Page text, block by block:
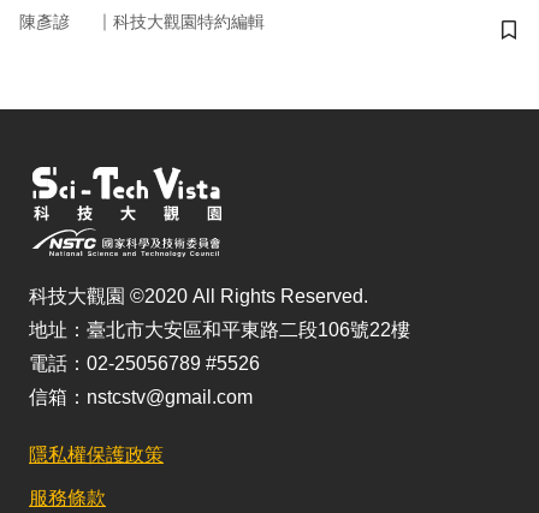
陳彥諺 ｜ 科技大觀園特約編輯
儲
科技大觀園 ©2020 All Rights Reserved.
地址：臺北市大安區和平東路二段106號22樓
電話：02-25056789 #5526
信箱：nstcstv@gmail.com
隱私權保護政策
服務條款